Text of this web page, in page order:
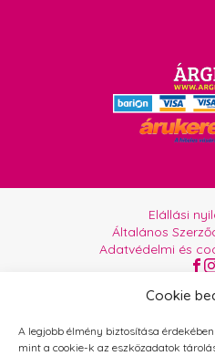
Cookie
A legjobb élmény biztosítása
mint a cookie-k az eszközadatok
Elállási
Általános
Adatvédelmi és